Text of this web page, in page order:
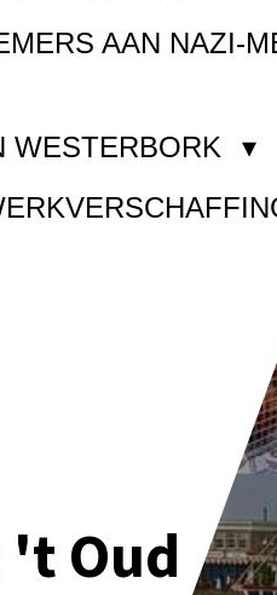
AAN NAZI-
WESTERBORK
Oud